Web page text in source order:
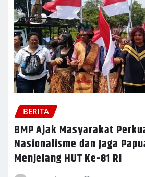
BERITA
BMP Ajak Masyarakat
Nasionalisme dan Jaga
Menjelang HUT Ke-81 RI